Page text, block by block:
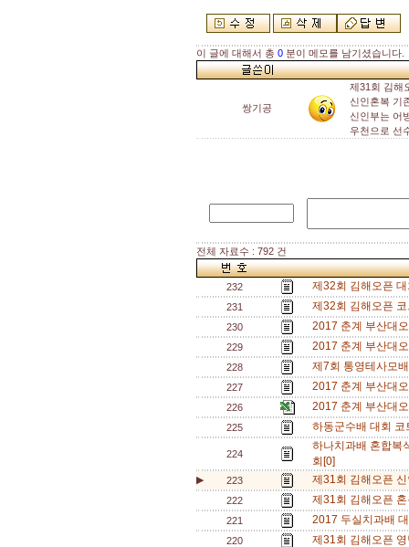
이 글에 대해서 총 0 분이 메모를 남기셨습니다.
쌍기공
제31회 김해
신인혼복 기
신인부는 어
우천으로 선
전체 자료수 : 792 건
232 제32회 김해오픈
231 제32회 김해오픈
230 2017 춘계 부산대
229 2017 춘계 부산대
228 제7회 통영테사모
227 2017 춘계 부산대
226 2017 춘계 부산대
225 하동군수배 대회
224
하나치과배 혼합복
회[0]
▶ 223 제31회 김해오픈
222 제31회 김해오픈
221 2017 두실치과배
220 제31회 김해오픈